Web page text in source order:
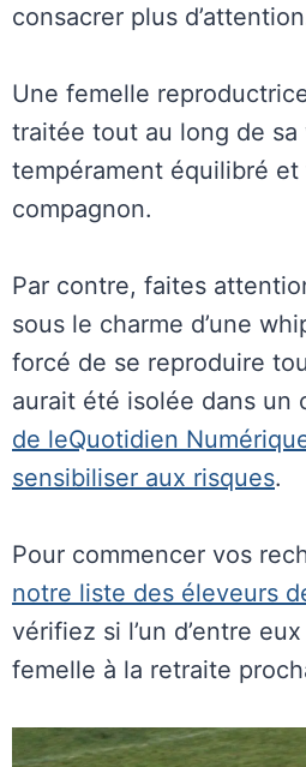
consacrer plus
Une femelle
traitée tout au long de sa
tempérament équilibré et
compagnon.
Par contre, faites
sous le charme d’une
forcé de se reproduire
aurait été isolée dans un
de leQuotidien
sensibiliser aux risques.
Pour commencer vos
notre liste des éleveurs
vérifiez si l’un d’entre
femelle à la retraite